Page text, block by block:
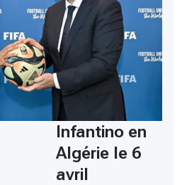
Infantino en
Algérie le 6
avril